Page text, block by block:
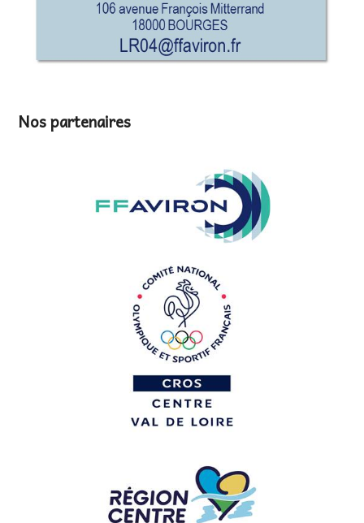
Nos partenaires